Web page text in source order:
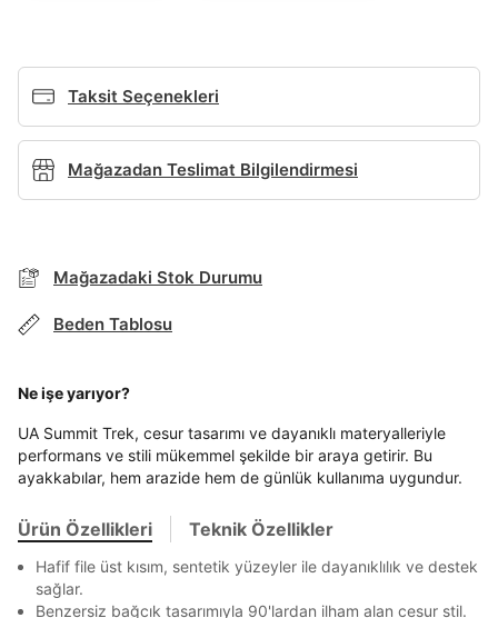
Taksit Seçenekleri
TAKSİT SEÇENEKLERİ
Banka Kart Taksit
Akbank
Ziraat Bankası Ziraat Bankası
Mağazadan Teslimat Bilgilendirmesi
Mağazadaki Stok Durumu
Beden Tablosu
Ne işe yarıyor?
UA Summit Trek, cesur tasarımı ve dayanıklı materyalleriyle
performans ve stili mükemmel şekilde bir araya getirir. Bu
ayakkabılar, hem arazide hem de günlük kullanıma uygundur.
Ürün Özellikleri Teknik Özellikler
Hafif file üst kısım, sentetik yüzeyler ile dayanıklılık ve destek
sağlar.
Benzersiz bağcık tasarımıyla 90'lardan ilham alan cesur stil.
Mağazada Bul
Beden Seçin
BEDEN TABLOSU
Stok Bildirimi
Ürün stoklara geldiğindemail adresinize
Term Of Use
Kapat
ipsum
Kapat
Siparişinizin durumu hakkında bilgi alabilmek için
aşağıdaki bilgileri giriniz.
E-posta Adresi *
Sipariş Numaranız *
Ad*
Telefon Numarası*
Bir rakam
Bir büyük harf
sn
SMS Onay Kodu
Bilgilerinizi güncellemek için lütfen telefonunuza SMS
sn
SMS Onay Kodu
Bilgilerinizi güncellemek için lütfen telefonunuza SMS